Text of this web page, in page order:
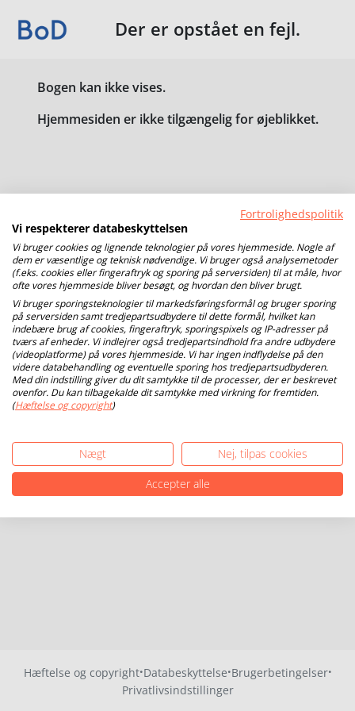
Der er opstået en fejl.
Bogen kan ikke vises.
Hjemmesiden er ikke tilgængelig for øjeblikket.
Hæftelse og copyright·Databeskyttelse·Brugerbetingelser·
Privatlivsindstillinger
Fortrolighedspolitik
Vi respekterer databeskyttelsen
Vi bruger cookies og lignende teknologier på vores hjemmeside. Nogle af
dem er væsentlige og teknisk nødvendige. Vi bruger også analysemetoder
(f.eks. cookies eller fingeraftryk og sporing på serversiden) til at måle, hvor
ofte vores hjemmeside bliver besøgt, og hvordan den bliver brugt.
Vi bruger sporingsteknologier til markedsføringsformål og bruger sporing
på serversiden samt tredjepartsudbydere til dette formål, hvilket kan
indebære brug af cookies, fingeraftryk, sporingspixels og IP-adresser på
tværs af enheder. Vi indlejrer også tredjepartsindhold fra andre udbydere
(videoplatforme) på vores hjemmeside. Vi har ingen indflydelse på den
videre databehandling og eventuelle sporing hos tredjepartsudbyderen.
Med din indstilling giver du dit samtykke til de processer, der er beskrevet
ovenfor. Du kan tilbagekalde dit samtykke med virkning for fremtiden.
(Hæftelse og copyright)
Nægt
Nej, tilpas cookies
Accepter alle